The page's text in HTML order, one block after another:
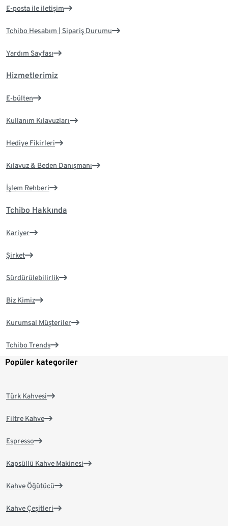
E-posta ile iletişim
Tchibo Hesabım | Sipariş Durumu
Yardım Sayfası
Hizmetlerimiz
E-bülten
Kullanım Kılavuzları
Hediye Fikirleri
Kılavuz & Beden Danışmanı
İşlem Rehberi
Tchibo Hakkında
Kariyer
Şirket
Sürdürülebilirlik
Biz Kimiz
Kurumsal Müşteriler
Tchibo Trends
Popüler kategoriler
Türk Kahvesi
Filtre Kahve
Espresso
Kapsüllü Kahve Makinesi
Kahve Öğütücü
Kahve Çeşitleri